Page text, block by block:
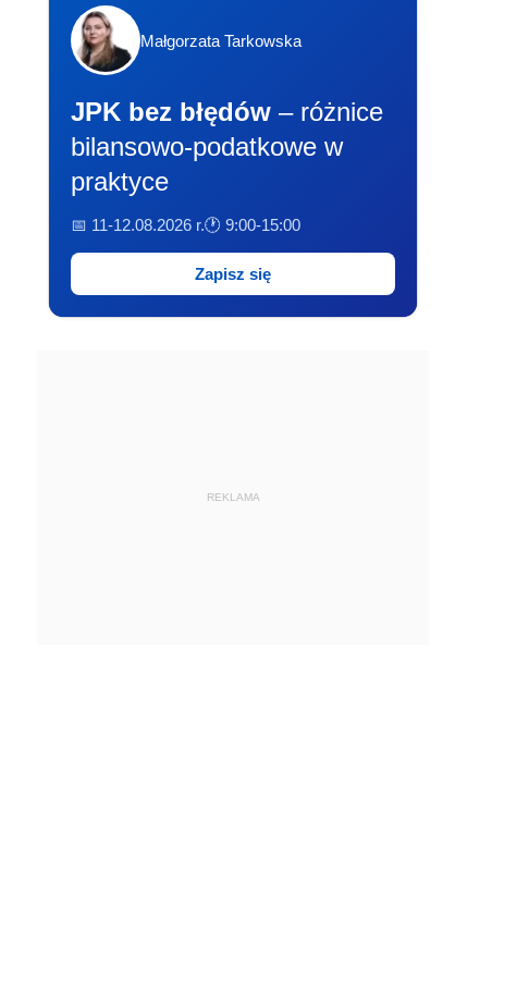
Małgorzata Tarkowska
JPK bez błędów – różnice
bilansowo-podatkowe w
praktyce
📅 11-12.08.2026 r.🕐 9:00-15:00
Zapisz się
REKLAMA